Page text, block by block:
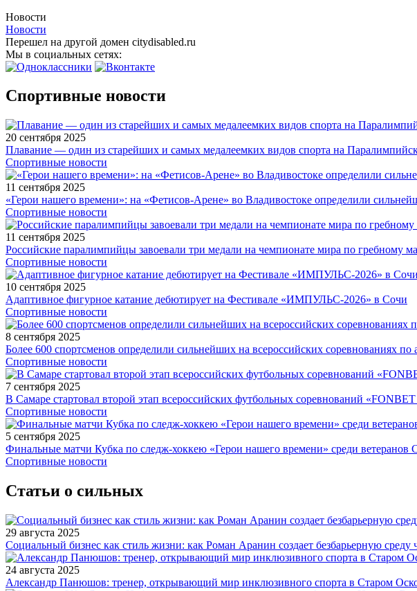
Новости
Новости
Перешел на другой домен citydisabled.ru
Мы в социальных сетях:
Спортивные новости
20 сентября 2025
Плавание — один из старейших и самых медалеемких видов спорта на
Спортивные новости
11 сентября 2025
«Герои нашего времени»: на «Фетисов-Арене» во Владивостоке определили
Спортивные новости
11 сентября 2025
Российские паралимпийцы завоевали три медали на чемпионате мира по гребному
Спортивные новости
10 сентября 2025
Адаптивное фигурное катание дебютирует на Фестивале «ИМПУЛЬС-2026» в Сочи
Спортивные новости
8 сентября 2025
Более 600 спортсменов определили сильнейших на всероссийских соревнованиях
Спортивные новости
7 сентября 2025
В Самаре стартовал второй этап всероссийских футбольных соревнований «FONBET
Спортивные новости
5 сентября 2025
Финальные матчи Кубка по следж-хоккею «Герои нашего времени» среди ветеранов
Спортивные новости
Статьи о сильных
29 августа 2025
Социальный бизнес как стиль жизни: как Роман Аранин создает безбарьерную среду
24 августа 2025
Александр Панюшов: тренер, открывающий мир инклюзивного спорта в Старом